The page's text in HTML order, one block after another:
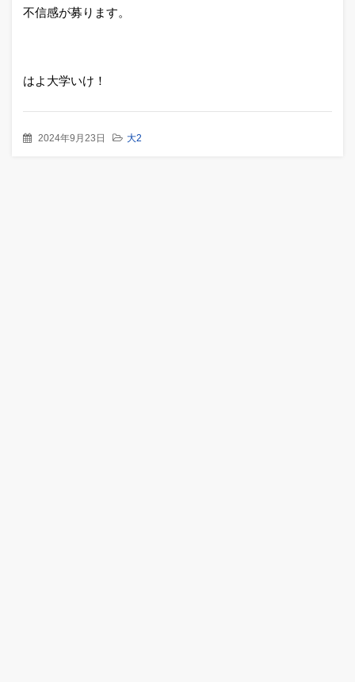
不信感が募ります。
はよ大学いけ！
2024年9月23日 大2